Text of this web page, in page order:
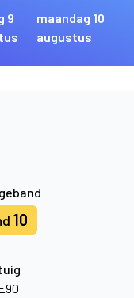
9
maandag 10
augustus
10